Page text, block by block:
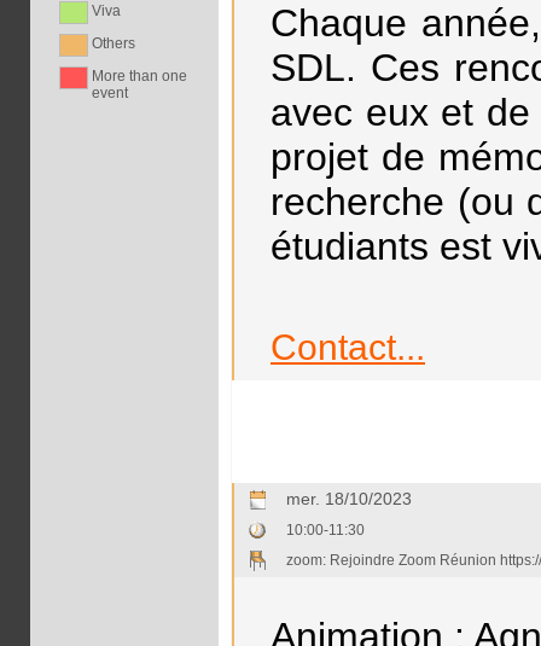
Viva
Others
More than one
event
Chaque
SDL. Ces
avec eux et
projet de
recherche (ou
étudiants est
Contact...
mer. 18/10/2023
10:00-11:30
zoom: Rejoindre Zoom Réunion
Animation :